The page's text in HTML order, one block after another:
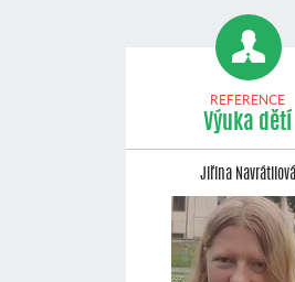
REFERENCE
Výuka dětí
Jiřina Navrátilová